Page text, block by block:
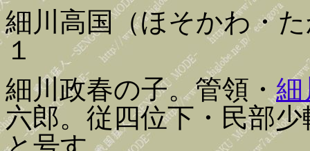
細川高国（ほそかわ・
１
細川政春の子。管領・細
六郎。従四位下・民部